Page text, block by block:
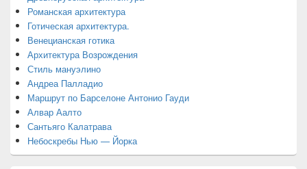
Романская архитектура
Готическая архитектура.
Венецианская готика
Архитектура Возрождения
Стиль мануэлино
Андреа Палладио
Маршрут по Барселоне Антонио Гауди
Алвар Аалто
Сантьяго Калатрава
Небоскребы Нью — Йорка